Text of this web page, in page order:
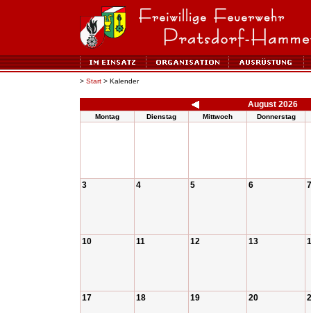
> Start > Kalender
August 2026
Montag Dienstag Mittwoch Donnerstag
3 4 5 6 7
10 11 12 13
17 18 19 20